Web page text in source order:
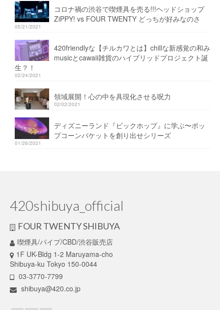
コロナ禍の渋谷で喫煙具を売る!!!ヘッドショップ
ZiPPY! vs FOUR TWENTY どっちが好みなのさ
05/21/2021
420friendlyな【チルカワとは】chillな新感覚の和み
musicとcawaii雑貨のハイブリッドプロジェクト誕
生？！
02/24/2021
領域展開！心の中を具現化させる呪力
02/02/2021
ディズニーランド『ビックホップ』に学ぶ〜ポッ
プコーンバケットを創り出せシリーズ
01/26/2021
420shibuya_official
FOUR TWENTY SHIBUYA
喫煙具/パイプ/CBD/渋谷販売店
1F UK-Bldg 1-2 Maruyama-cho
Shibuya-ku Tokyo 150-0044
03-3770-7799
shibuya@420.co.jp